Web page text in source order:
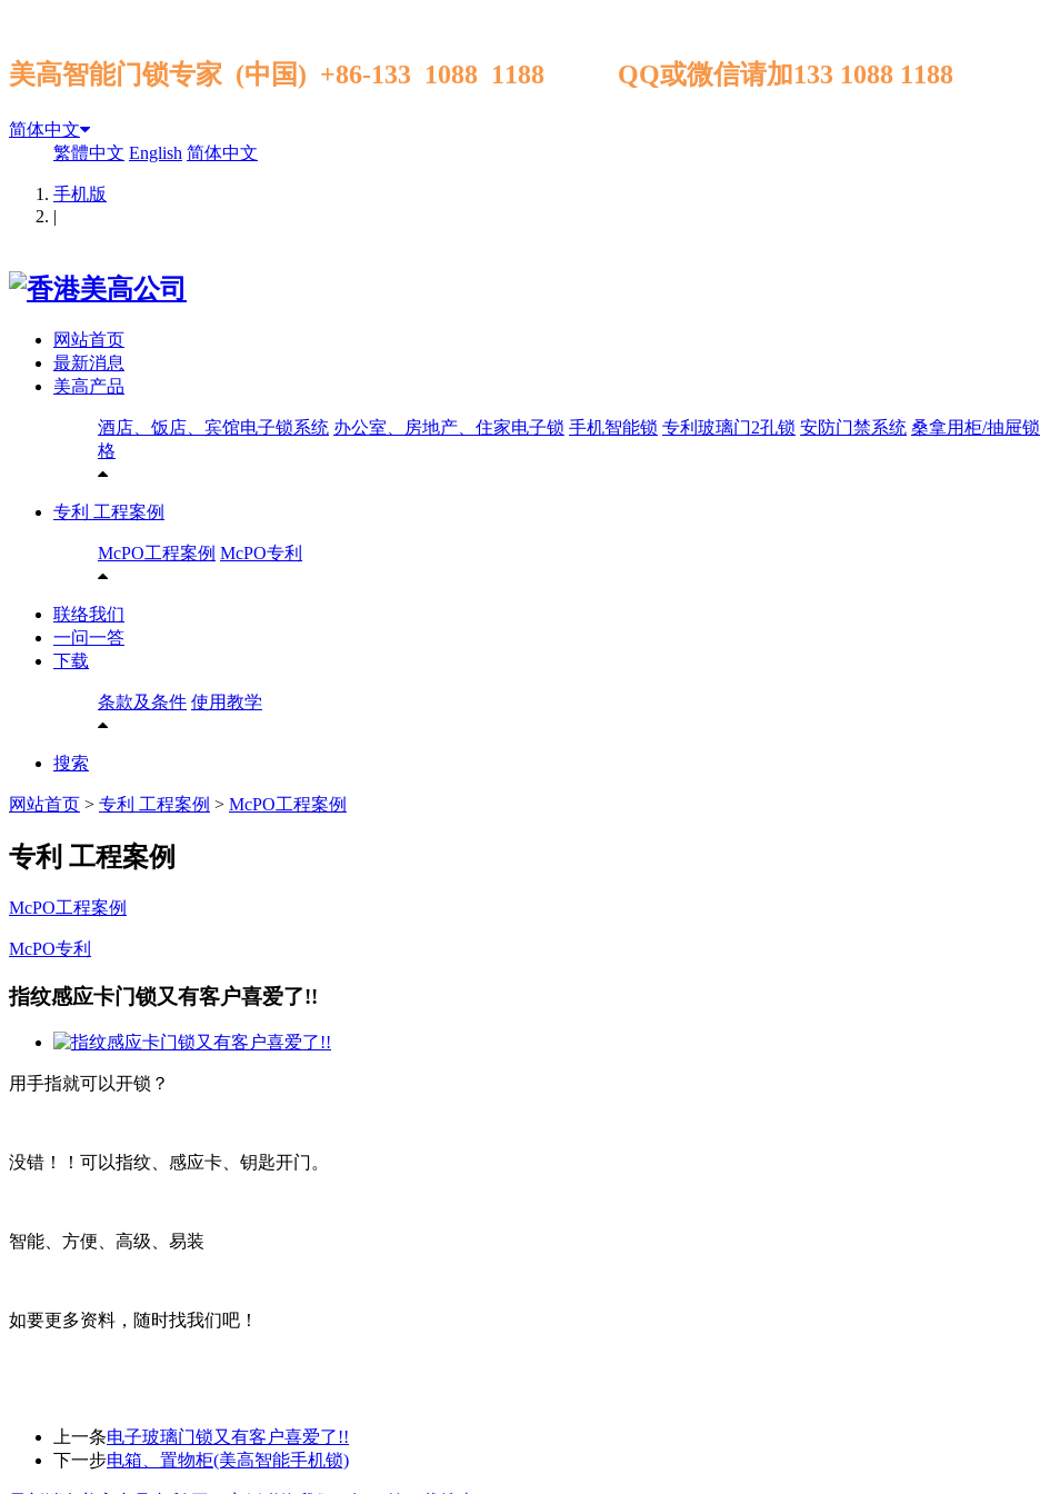
美高智能门锁专家 (中国) +86-133 1088 1188 QQ或微信请加133 1088 1188
简体中文
繁體中文 English 简体中文
手机版
|
网站首页
最新消息
美高产品
酒店、饭店、宾馆电子锁系统 办公室、房地产、住家电子锁 手机智能锁 专利玻璃门2孔锁 安防门禁系统 桑拿用柜/抽屉锁
格
专利 工程案例
McPO工程案例 McPO专利
联络我们
一问一答
下载
条款及条件 使用教学
搜索
网站首页 > 专利 工程案例 > McPO工程案例
专利 工程案例
McPO工程案例
McPO专利
指纹感应卡门锁又有客户喜爱了!!
用手指就可以开锁？
没错！！可以指纹、感应卡、钥匙开门。
智能、方便、高级、易装
如要更多资料，随时找我们吧！
上一条电子玻璃门锁又有客户喜爱了!!
下一步电箱、置物柜(美高智能手机锁)